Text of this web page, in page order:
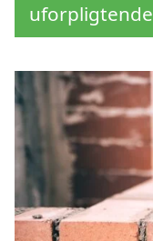
uforpligtende